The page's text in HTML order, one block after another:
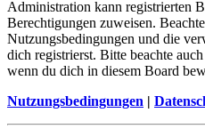
Administration kann registrierten
Berechtigungen zuweisen.
Nutzungsbedingungen und die
dich registrierst. Bitte beachte
wenn du dich in diesem Board
Nutzungsbedingungen |